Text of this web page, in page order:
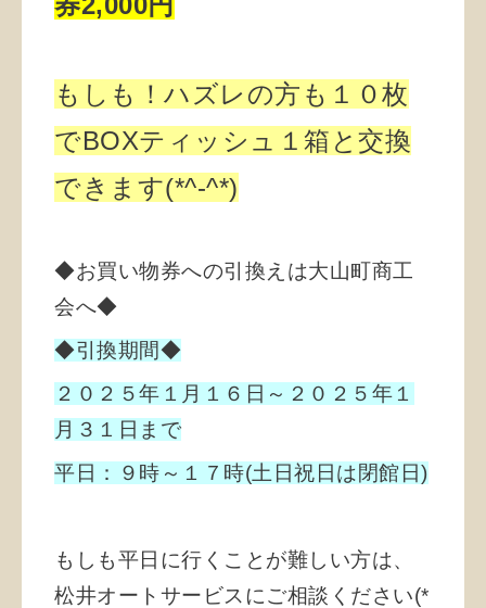
もしも！ハズレの方も１０枚
でBOXティッシュ１箱と交換
できます(*^-^*)
◆お買い物券への引換えは大山町商工
会へ◆
◆引換期間◆
２０２５年１月１６日～２０２５年１
月３１日まで
平日：９時～１７時(土日祝日は閉館日)
もしも平日に行くことが難しい方は、
松井オートサービスにご相談ください(*